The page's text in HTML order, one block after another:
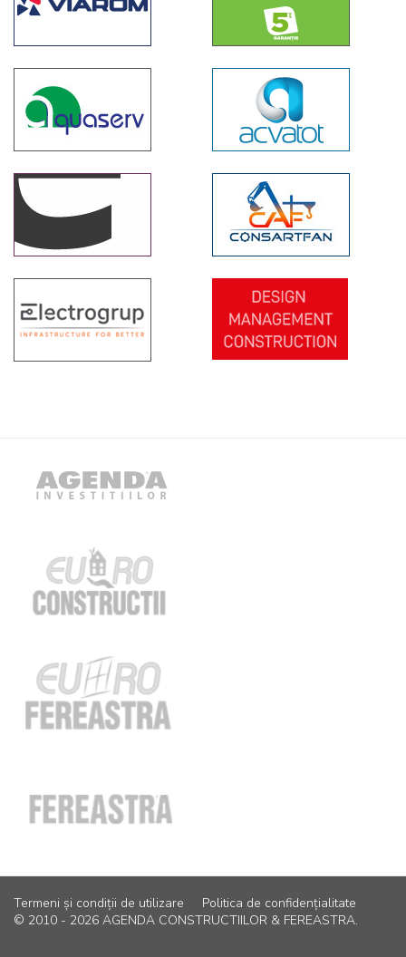
Termeni și condiții de utilizare
Politica de confidențialitate
© 2010 - 2026 AGENDA CONSTRUCTIILOR & FEREASTRA.